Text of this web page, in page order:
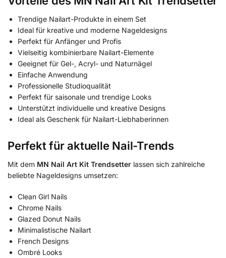
Trendige Nailart-Produkte in einem Set
Ideal für kreative und moderne Nageldesigns
Perfekt für Anfänger und Profis
Vielseitig kombinierbare Nailart-Elemente
Geeignet für Gel-, Acryl- und Naturnägel
Einfache Anwendung
Professionelle Studioqualität
Perfekt für saisonale und trendige Looks
Unterstützt individuelle und kreative Designs
Ideal als Geschenk für Nailart-Liebhaberinnen
Perfekt für aktuelle Nail-Trends
Mit dem MN Nail Art Kit Trendsetter lassen sich zahlreiche
beliebte Nageldesigns umsetzen:
Clean Girl Nails
Chrome Nails
Glazed Donut Nails
Minimalistische Nailart
French Designs
Ombré Looks